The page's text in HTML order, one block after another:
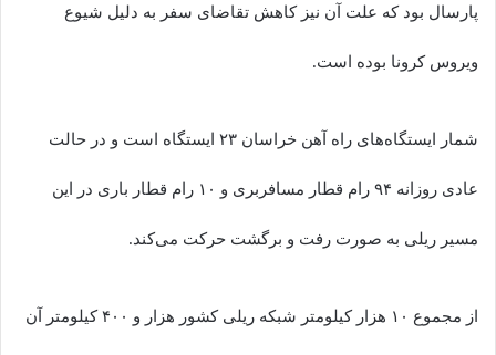
پارسال بود که علت آن نیز کاهش تقاضای سفر به دلیل شیوع
ویروس کرونا بوده است.
شمار ایستگاه‌های راه آهن خراسان ۲۳ ایستگاه است و در حالت
عادی روزانه ۹۴ رام قطار مسافربری و ۱۰ رام قطار باری در این
مسیر ریلی به صورت رفت و برگشت حرکت می‌کند.
از مجموع ۱۰ هزار کیلومتر شبکه ریلی کشور هزار و ۴۰۰ کیلومتر آن